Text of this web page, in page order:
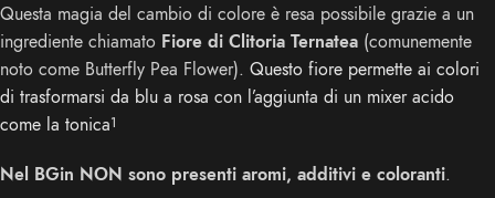
Questa magia del cambio di colore è resa possibile grazie a un
ingrediente chiamato Fiore di Clitoria Ternatea (comunemente
noto come Butterfly Pea Flower). Questo fiore permette ai colori
di trasformarsi da blu a rosa con l’aggiunta di un mixer acido
come la tonica1
Nel BGin NON sono presenti aromi, additivi e coloranti.